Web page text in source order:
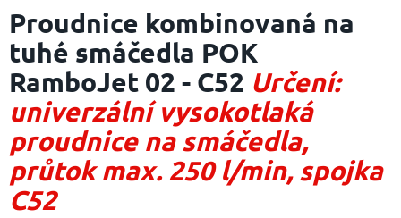
Požární
sport
Zdravotnické
vybavení
Oblečení,
obuv
a
doplňky
Proudnice kombinovaná na
tuhé smáčedla POK
RamboJet 02 - C52 Určení:
univerzální vysokotlaká
proudnice na smáčedla,
průtok max. 250 l/min, spojka
C52